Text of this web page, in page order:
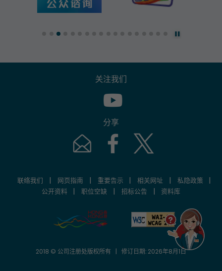
关注我们
Youtube [This link will pop up in
分享
Email [This link will pop up in a new
Facebook [This link will pop up
Twitter [This link will
联络我们 | 网页指南 | 重要告示 | 相关网址 | 私隐政策 |
公开资料 | 职位空缺 | 招标公告 | 资料库
2018 © 公司注册处版权所有 | 修订日期: 2026年8月1日